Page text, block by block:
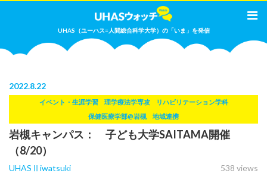
UHAS（ユーハス=人間総合科学大学）の「いま」を発信
2022.8.22
イベント・生涯学習 理学療法学専攻
リハビリテーション学科
保健医療学部@岩槻
地域連携
岩槻キャンパス： 子ども大学SAITAMA開催
（8/20）
538 views
UHASⅡiwatsuki